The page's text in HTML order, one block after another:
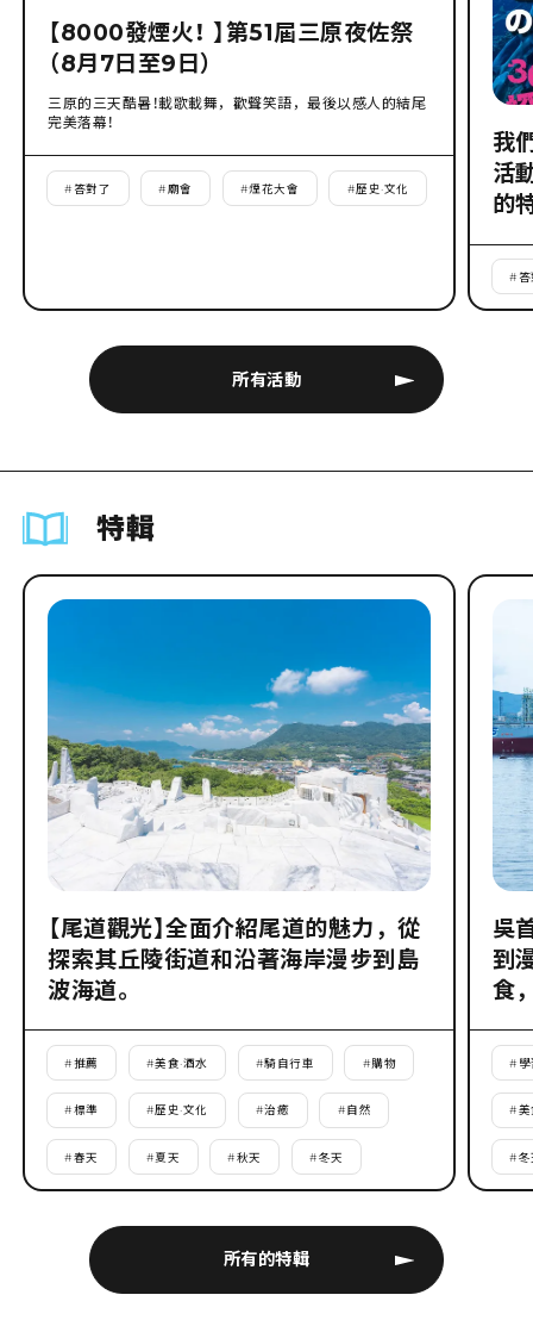
所有活動
【8000發煙火！ 】第51屆三原夜佐祭
（8月7日至9日）
三原的三天酷暑！載歌載舞，歡聲笑語，最後以感人的結尾
完美落幕！
# 答對了 #廟會 #煙花大會 #歷史·文化
我
活
的
#
特輯
所有的特輯
【尾道觀光】全面介紹尾道的魅力，從
探索其丘陵街道和沿著海岸漫步到島
波海道。
#推薦 #美食·酒水 #騎自行車 #購物
#標準 #歷史·文化 #治癒 #自然
#春天 #夏天 #秋天 #冬天
吳
到
食
# 學
#美
#冬